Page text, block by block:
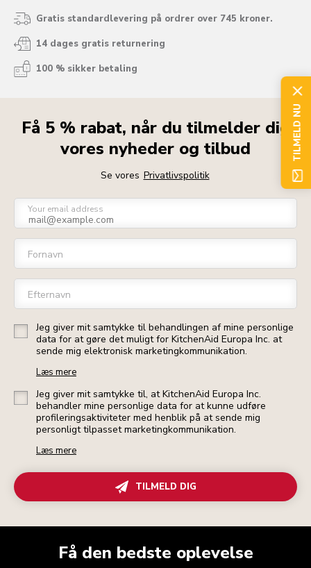
Gratis standardlevering på ordrer over 745 kroner.
14 dages gratis returnering
100 % sikker betaling
Få 5 % rabat, når du tilmelder dig
vores nyheder og tilbud
Se vores Privatlivspolitik
Your email address
Fornavn
Efternavn
Jeg giver mit samtykke til behandlingen af mine personlige
data for at gøre det muligt for KitchenAid Europa Inc. at
sende mig elektronisk marketingkommunikation.
Læs mere
Jeg giver mit samtykke til, at KitchenAid Europa Inc.
behandler mine personlige data for at kunne udføre
profileringsaktiviteter med henblik på at sende mig
personligt tilpasset marketingkommunikation.
Læs mere
TILMELD DIG
Få den bedste oplevelse
TILMELD NU